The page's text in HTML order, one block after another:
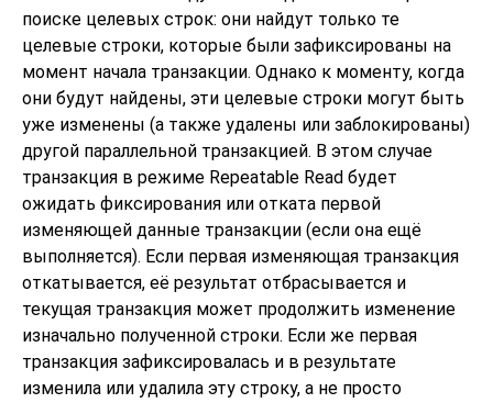
поиске целевых строк: они найдут только те
целевые строки, которые были зафиксированы на
момент начала транзакции. Однако к моменту, когда
они будут найдены, эти целевые строки могут быть
уже изменены (а также удалены или заблокированы)
другой параллельной транзакцией. В этом случае
транзакция в режиме Repeatable Read будет
ожидать фиксирования или отката первой
изменяющей данные транзакции (если она ещё
выполняется). Если первая изменяющая транзакция
откатывается, её результат отбрасывается и
текущая транзакция может продолжить изменение
изначально полученной строки. Если же первая
транзакция зафиксировалась и в результате
изменила или удалила эту строку, а не просто